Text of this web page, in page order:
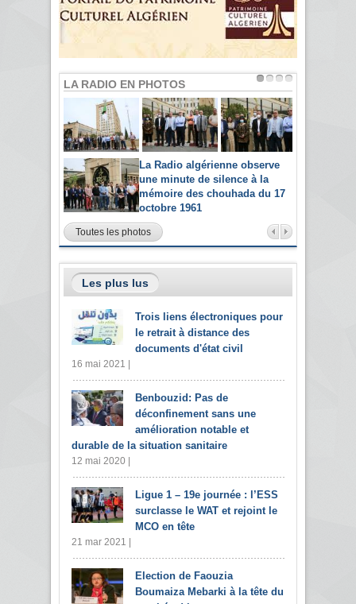
LA RADIO EN PHOTOS
La Radio algérienne observe
une minute de silence à la
mémoire des chouhada du 17
octobre 1961
Toutes les photos
Les plus lus
Trois liens électroniques pour
le retrait à distance des
documents d'état civil
16 mai 2021 |
Benbouzid: Pas de
déconfinement sans une
amélioration notable et
durable de la situation sanitaire
12 mai 2020 |
Ligue 1 – 19e journée : l’ESS
surclasse le WAT et rejoint le
MCO en tête
21 mar 2021 |
Election de Faouzia
Boumaiza Mebarki à la tête du